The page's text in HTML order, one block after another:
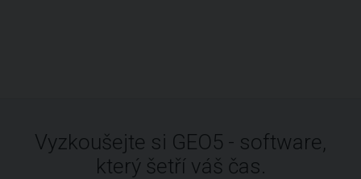
Vyzkoušejte si GEO5 - software,
který šetří váš čas.